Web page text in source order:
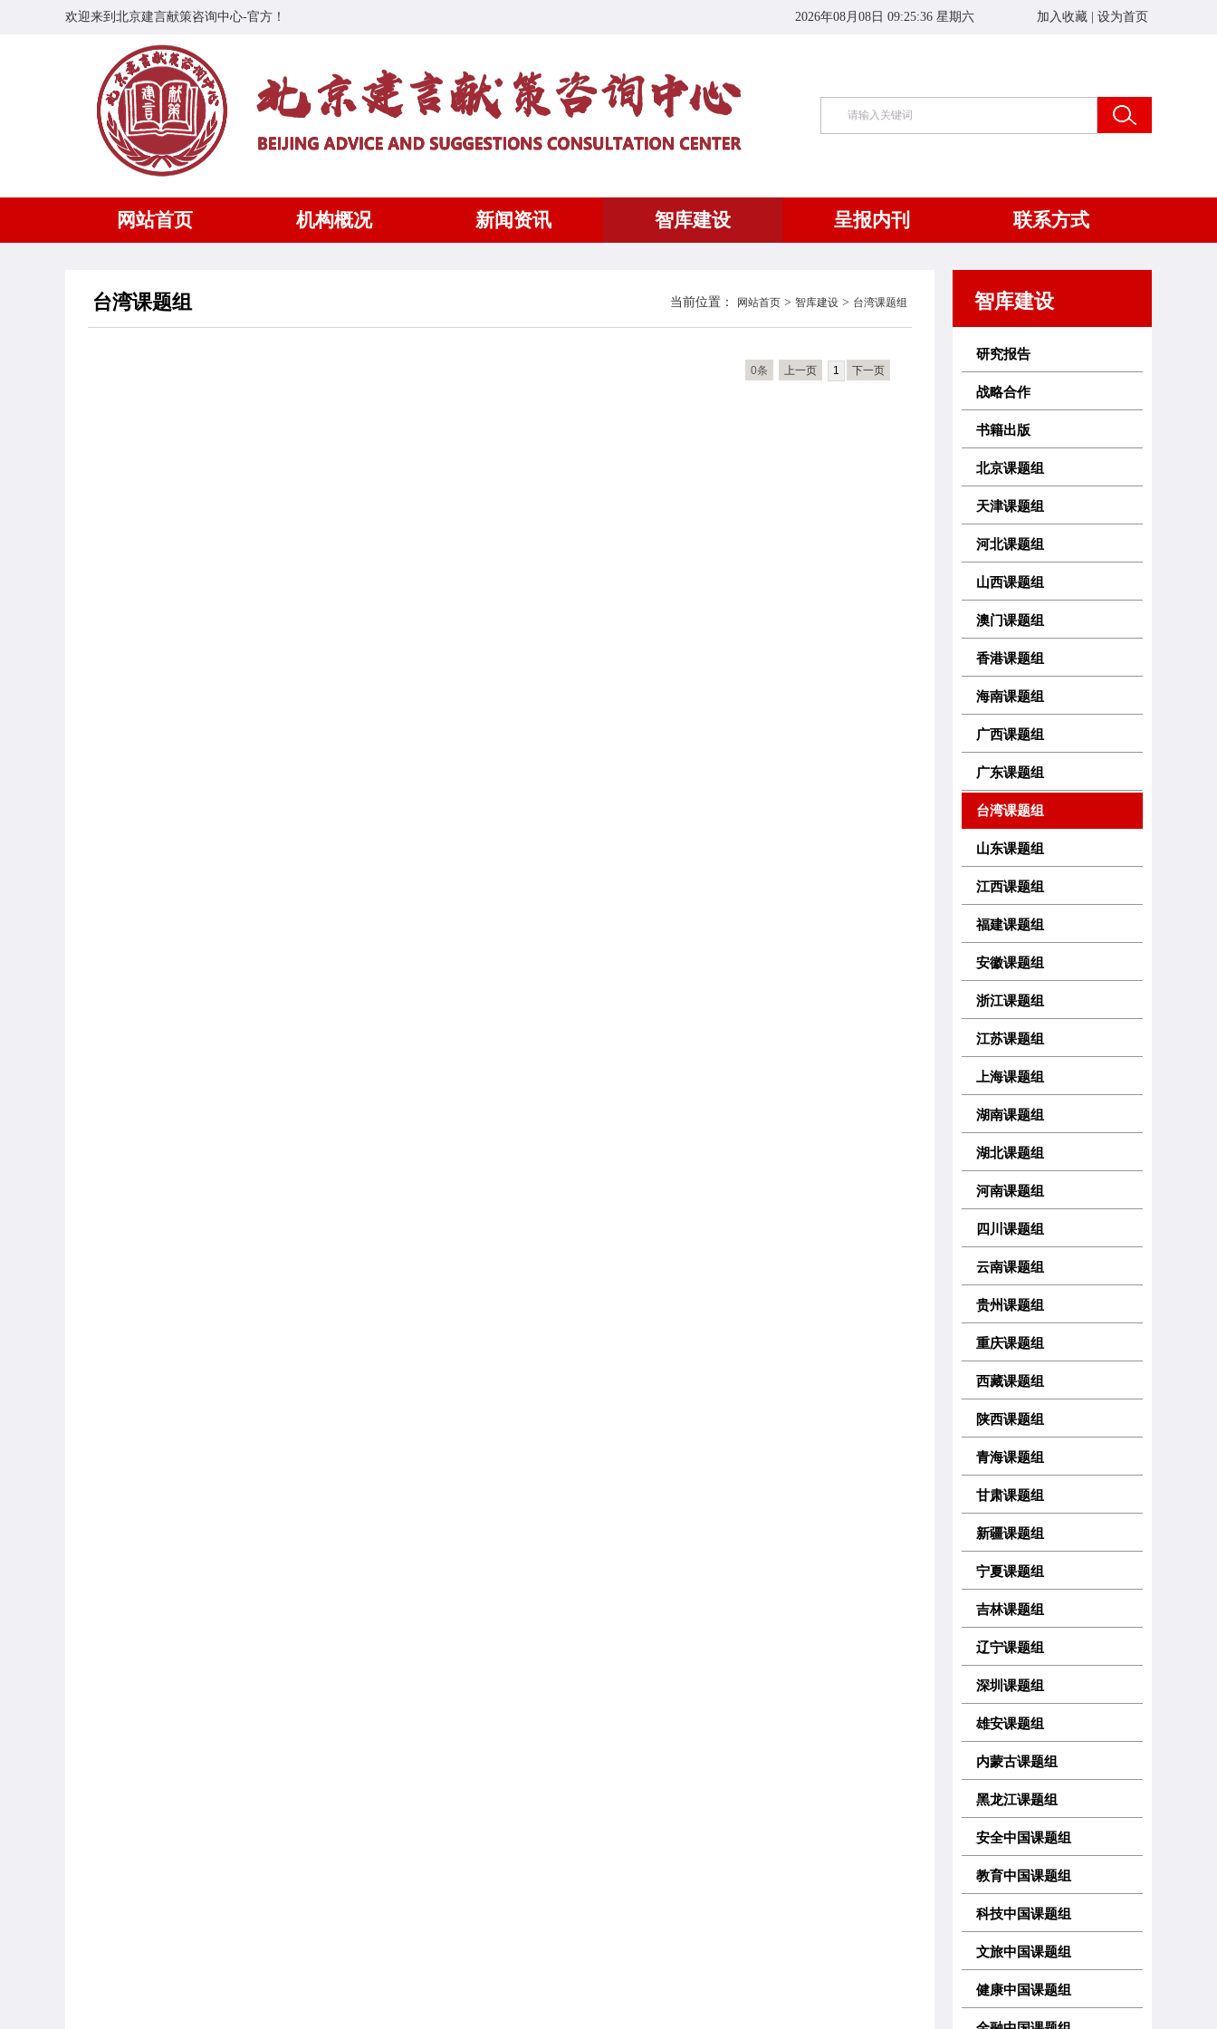
欢迎来到北京建言献策咨询中心-官方！ 2026年08月08日 09:25:36 星期六 加入收藏 设为首页
网站首页 机构概况 新闻资讯 智库建设 呈报内刊 联系方式
台湾课题组 当前位置： 网站首页 > 智库建设 > 台湾课题组
0条 上一页 1 下一页
智库建设
研究报告
战略合作
书籍出版
北京课题组
天津课题组
河北课题组
山西课题组
澳门课题组
香港课题组
海南课题组
广西课题组
广东课题组
台湾课题组
山东课题组
江西课题组
福建课题组
安徽课题组
浙江课题组
江苏课题组
上海课题组
湖南课题组
湖北课题组
河南课题组
四川课题组
云南课题组
贵州课题组
重庆课题组
西藏课题组
陕西课题组
青海课题组
甘肃课题组
新疆课题组
宁夏课题组
吉林课题组
辽宁课题组
深圳课题组
雄安课题组
内蒙古课题组
黑龙江课题组
安全中国课题组
教育中国课题组
科技中国课题组
文旅中国课题组
健康中国课题组